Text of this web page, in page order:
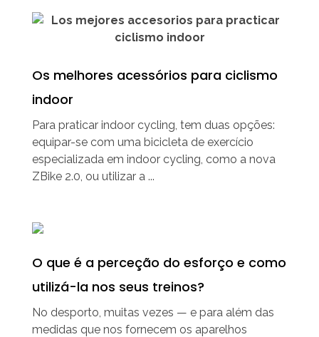
Os melhores acessórios para ciclismo
indoor
Para praticar indoor cycling, tem duas opções:
equipar-se com uma bicicleta de exercício
especializada em indoor cycling, como a nova
ZBike 2.0, ou utilizar a ...
O que é a perceção do esforço e como
utilizá-la nos seus treinos?
No desporto, muitas vezes — e para além das
medidas que nos fornecem os aparelhos